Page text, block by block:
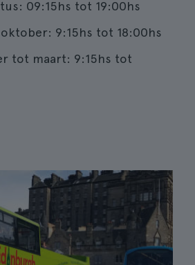
09:15hs tot 19:00hs
9:15hs tot 18:00hs
tot maart: 9:15hs tot